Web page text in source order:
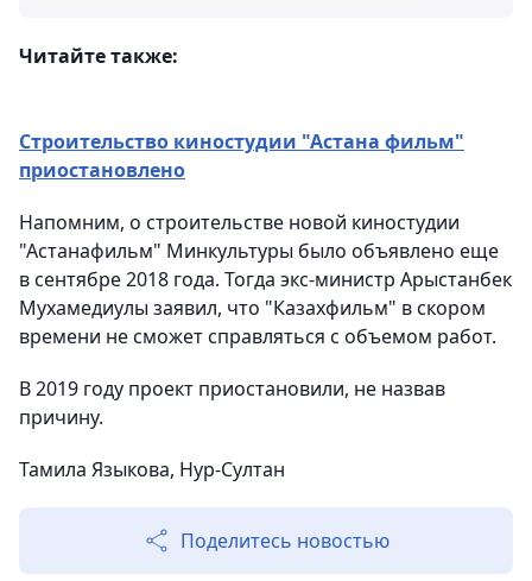
Читайте также:
Строительство киностудии "Астана фильм"
приостановлено
Напомним, о строительстве новой киностудии
"Астанафильм" Минкультуры было объявлено еще
в сентябре 2018 года. Тогда экс-министр Арыстанбек
Мухамедиулы заявил, что "Казахфильм" в скором
времени не сможет справляться с объемом работ.
В 2019 году проект приостановили, не назвав
причину.
Тамила Языкова, Нур-Султан
Поделитесь новостью